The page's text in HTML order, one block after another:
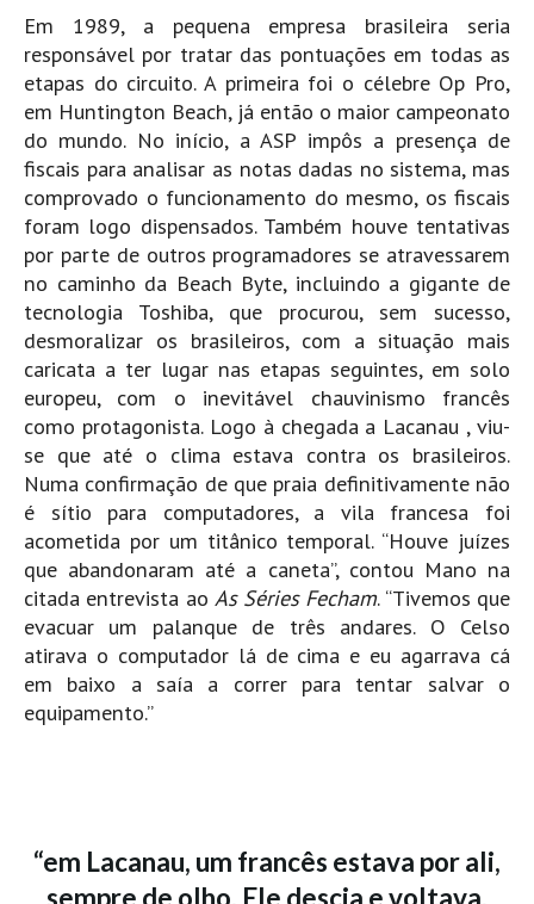
Em 1989, a pequena empresa brasileira seria
responsável por tratar das pontuações em todas as
etapas do circuito. A primeira foi o célebre Op Pro,
em Huntington Beach, já então o maior campeonato
do mundo. No início, a ASP impôs a presença de
fiscais para analisar as notas dadas no sistema, mas
comprovado o funcionamento do mesmo, os fiscais
foram logo dispensados. Também houve tentativas
por parte de outros programadores se atravessarem
no caminho da Beach Byte, incluindo a gigante de
tecnologia Toshiba, que procurou, sem sucesso,
desmoralizar os brasileiros, com a situação mais
caricata a ter lugar nas etapas seguintes, em solo
europeu, com o inevitável chauvinismo francês
como protagonista. Logo à chegada a Lacanau , viu-
se que até o clima estava contra os brasileiros.
Numa confirmação de que praia definitivamente não
é sítio para computadores, a vila francesa foi
acometida por um titânico temporal. “Houve juízes
que abandonaram até a caneta”, contou Mano na
citada entrevista ao As Séries Fecham. “Tivemos que
evacuar um palanque de três andares. O Celso
atirava o computador lá de cima e eu agarrava cá
em baixo a saía a correr para tentar salvar o
equipamento.”
“em Lacanau, um francês estava por ali,
sempre de olho. Ele descia e voltava,